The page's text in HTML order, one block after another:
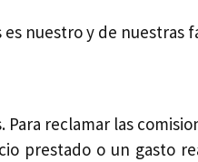
nuestro y de nuestras
Para reclamar las
prestado o un gasto